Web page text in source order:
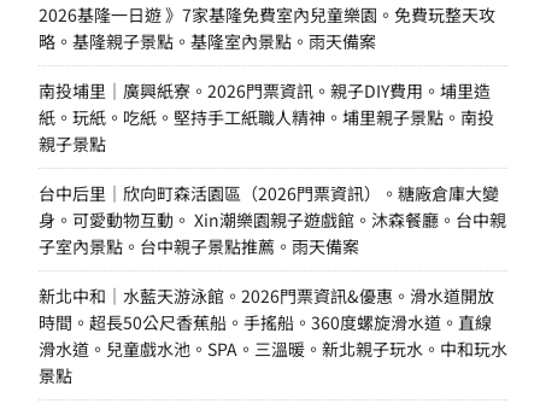
2026基隆一日遊 》7家基隆免費室內兒童樂園。免費玩整天攻
略。基隆親子景點。基隆室內景點。雨天備案
南投埔里｜廣興紙寮。2026門票資訊。親子DIY費用。埔里造
紙。玩紙。吃紙。堅持手工紙職人精神。埔里親子景點。南投
親子景點
台中后里｜欣向町森活園區（2026門票資訊）。糖廠倉庫大變
身。可愛動物互動。 Xin潮樂園親子遊戲館。沐森餐廳。台中親
子室內景點。台中親子景點推薦。雨天備案
新北中和｜水藍天游泳館。2026門票資訊&優惠。滑水道開放
時間。超長50公尺香蕉船。手搖船。360度螺旋滑水道。直線
滑水道。兒童戲水池。SPA。三溫暖。新北親子玩水。中和玩水
景點